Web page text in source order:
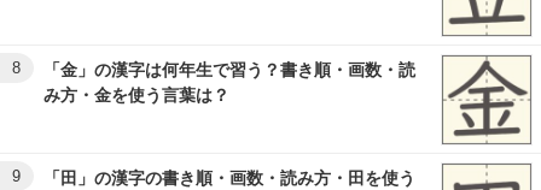
8
「金」の漢字は何年生で習う？書き順・画数・読
み方・金を使う言葉は？
9
「田」の漢字の書き順・画数・読み方・田を使う